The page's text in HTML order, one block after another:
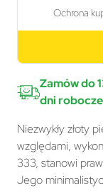
Zamów do
dni
Niezwykły złoty
względami,
333, stanowi
Jego